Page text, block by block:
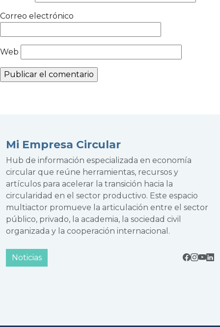
Correo electrónico
Web
Mi Empresa Circular
Hub de información especializada en economía
circular que reúne herramientas, recursos y
artículos para acelerar la transición hacia la
circularidad en el sector productivo. Este espacio
multiactor promueve la articulación entre el sector
público, privado, la academia, la sociedad civil
organizada y la cooperación internacional.
Noticias